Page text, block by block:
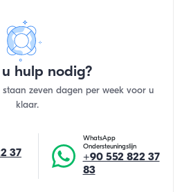
hulp nodig?
zeven dagen per week voor u
klaar.
37
WhatsApp
Ondersteuningslijn
+90 552 822 37
83